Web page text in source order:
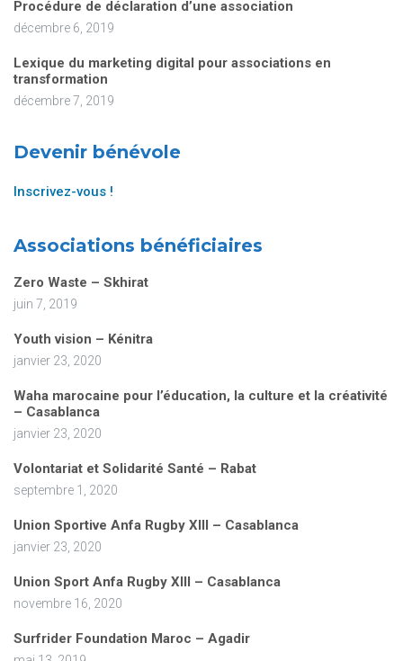
Procédure de déclaration d’une association
décembre 6, 2019
Lexique du marketing digital pour associations en
transformation
décembre 7, 2019
Devenir bénévole
Inscrivez-vous !
Associations bénéficiaires
Zero Waste – Skhirat
juin 7, 2019
Youth vision – Kénitra
janvier 23, 2020
Waha marocaine pour l’éducation, la culture et la créativité
– Casablanca
janvier 23, 2020
Volontariat et Solidarité Santé – Rabat
septembre 1, 2020
Union Sportive Anfa Rugby XIII – Casablanca
janvier 23, 2020
Union Sport Anfa Rugby XIII – Casablanca
novembre 16, 2020
Surfrider Foundation Maroc – Agadir